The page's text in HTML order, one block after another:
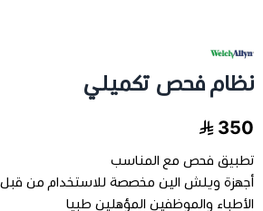
الفيتامينات والمكملات الغذاية
عرض الكل
فيتامينات للاطفال
اجهزة طبية
عرض الكل
رعاية كبار السن
نظام فحص تكميلي
350
تطبيق فحص مع المناسب
أجهزة ويلش الين مخصصة للاستخدام من قبل
الأطباء والموظفين المؤهلين طبيا